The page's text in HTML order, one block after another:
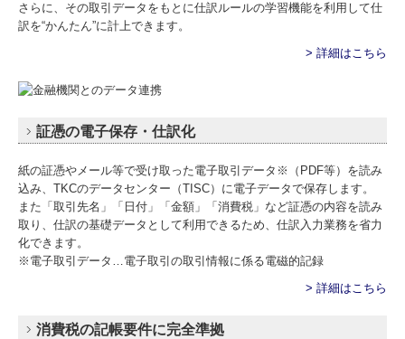
さらに、その取引データをもとに仕訳ルールの学習機能を利用して仕
訳を“かんたん”に計上できます。
> 詳細はこちら
証憑の電子保存・仕訳化
紙の証憑やメール等で受け取った電子取引データ※（PDF等）を読み
込み、TKCのデータセンター（TISC）に電子データで保存します。
また「取引先名」「日付」「金額」「消費税」など証憑の内容を読み
取り、仕訳の基礎データとして利用できるため、仕訳入力業務を省力
化できます。
※電子取引データ…電子取引の取引情報に係る電磁的記録
> 詳細はこちら
消費税の記帳要件に完全準拠